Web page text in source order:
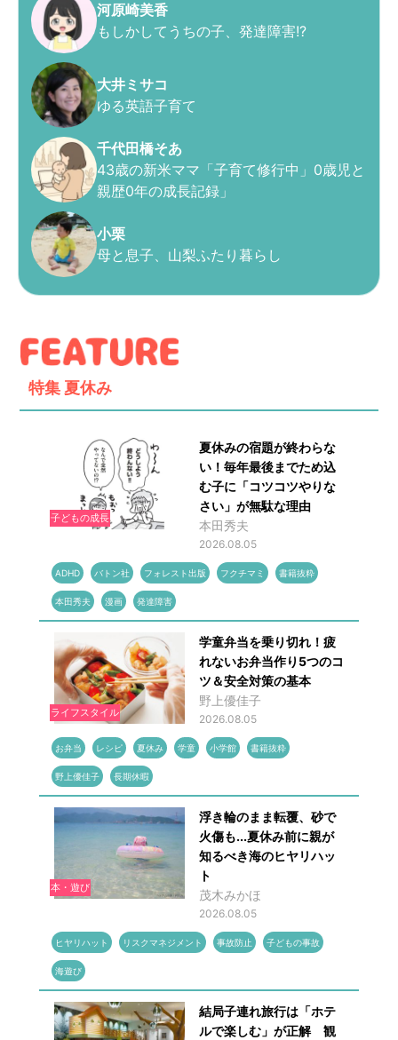
河原崎美香
もしかしてうちの子、発達障害!?
大井ミサコ
ゆる英語子育て
千代田橋そあ
43歳の新米ママ「子育て修行中」0歳児と
親歴0年の成長記録」
小栗
母と息子、山梨ふたり暮らし
特集 夏休み
子どもの成長
夏休みの宿題が終わらな
い！毎年最後までため込
む子に「コツコツやりな
さい」が無駄な理由
本田秀夫
2026.08.05
ADHD バトン社 フォレスト出版 フクチマミ 書籍抜粋
本田秀夫 漫画 発達障害
ライフスタイル
学童弁当を乗り切れ！疲
れないお弁当作り5つのコ
ツ＆安全対策の基本
野上優佳子
2026.08.05
お弁当 レシピ 夏休み 学童 小学館 書籍抜粋
野上優佳子 長期休暇
本・遊び
浮き輪のまま転覆、砂で
火傷も...夏休み前に親が
知るべき海のヒヤリハッ
ト
茂木みかほ
2026.08.05
ヒヤリハット リスクマネジメント 事故防止 子どもの事故
海遊び
結局子連れ旅行は「ホテ
ルで楽しむ」が正解 観